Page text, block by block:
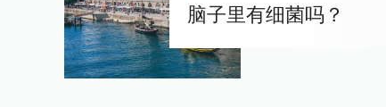
脑子里有细菌吗？